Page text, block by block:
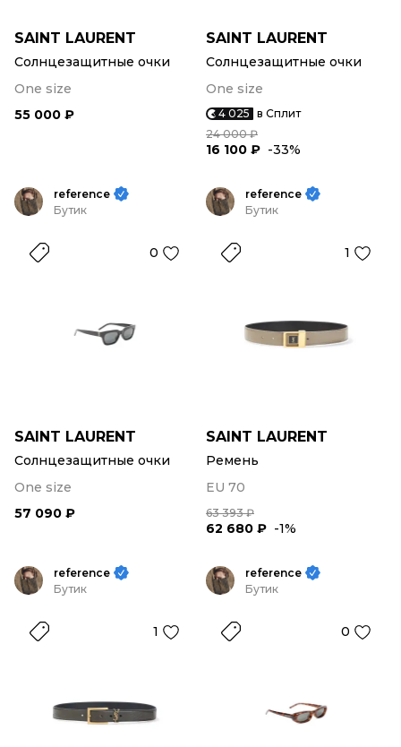
SAINT LAURENT
Солнцезащитные очки
One size
55 000 ₽
SAINT LAURENT
Солнцезащитные очки
One size
4 025 в Сплит
24 000 ₽
16 100 ₽ -33%
reference
Бутик
0
SAINT LAURENT
Солнцезащитные очки
One size
57 090 ₽
reference
Бутик
1
SAINT LAURENT
Ремень
EU 70
63 393 ₽
62 680 ₽ -1%
reference
Бутик
1
reference
Бутик
0